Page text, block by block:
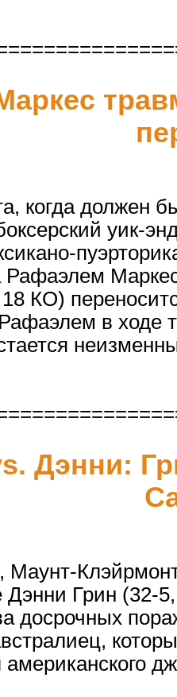
когда должен
уик-
КО)
в ходе
Дэнни:
Маунт-
Дэнни Грин (32-
досрочных
американского